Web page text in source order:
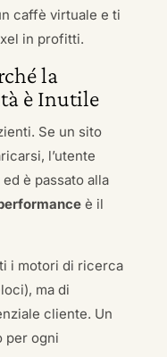
caffè virtuale e ti
in profitti.
la
è Inutile
Se un sito
l’utente
è passato alla
è il
i motori di ricerca
ma di
cliente. Un
per ogni